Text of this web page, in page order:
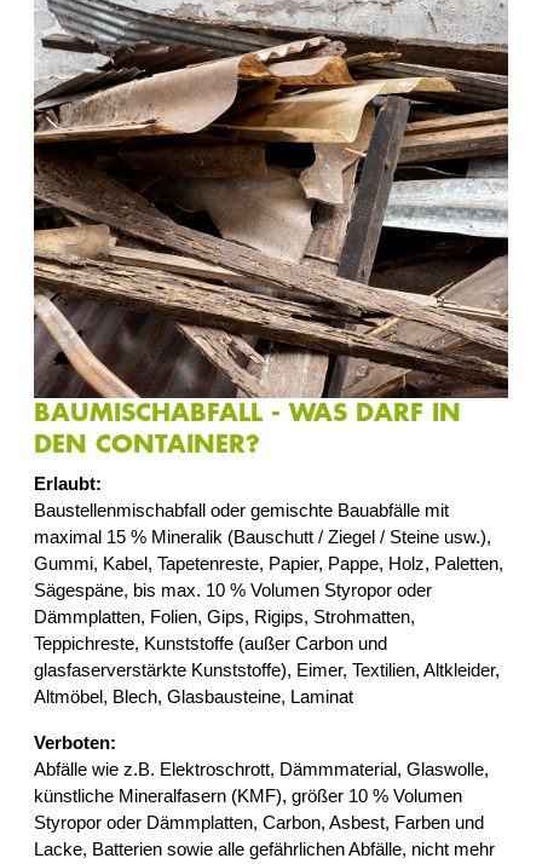
BAUMISCHABFALL - WAS DARF IN
DEN CONTAINER?
Erlaubt:
Baustellenmischabfall oder gemischte Bauabfälle mit
maximal 15 % Mineralik (Bauschutt / Ziegel / Steine usw.),
Gummi, Kabel, Tapetenreste, Papier, Pappe, Holz, Paletten,
Sägespäne, bis max. 10 % Volumen Styropor oder
Dämmplatten, Folien, Gips, Rigips, Strohmatten,
Teppichreste, Kunststoffe (außer Carbon und
glasfaserverstärkte Kunststoffe), Eimer, Textilien, Altkleider,
Altmöbel, Blech, Glasbausteine, Laminat
Verboten:
Abfälle wie z.B. Elektroschrott, Dämmmaterial, Glaswolle,
künstliche Mineralfasern (KMF), größer 10 % Volumen
Styropor oder Dämmplatten, Carbon, Asbest, Farben und
Lacke, Batterien sowie alle gefährlichen Abfälle, nicht mehr